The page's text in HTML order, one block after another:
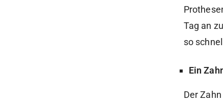
Tag an
so
Ein
Der